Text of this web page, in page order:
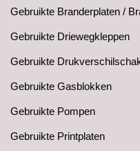
Gebruikte Branderplaten /
Gebruikte Driewegkleppen
Gebruikte
Gebruikte Gasblokken
Gebruikte Pompen
Gebruikte Printplaten